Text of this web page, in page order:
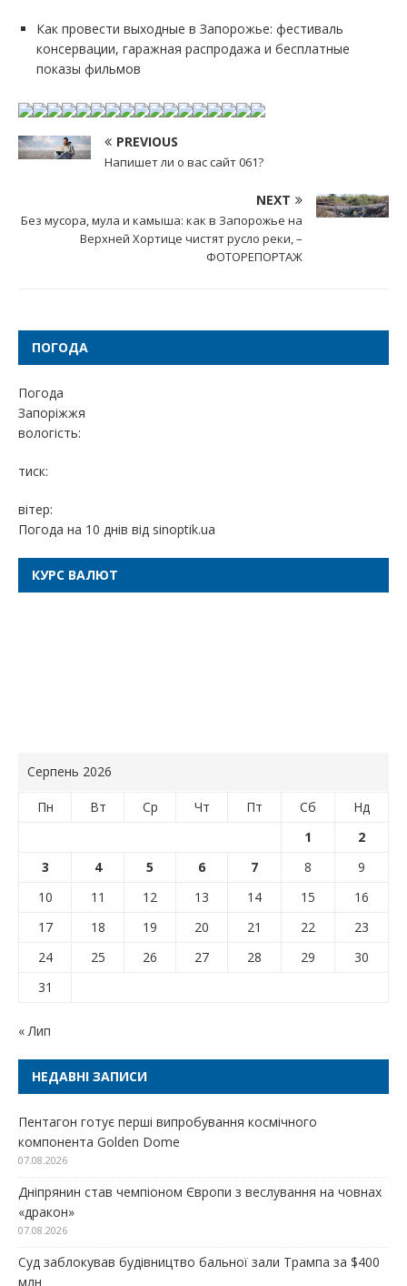
Как провести выходные в Запорожье: фестиваль
консервации, гаражная распродажа и бесплатные
показы фильмов
PREVIOUS
Напишет ли о вас сайт 061?
NEXT
Без мусора, мула и камыша: как в Запорожье на
Верхней Хортице чистят русло реки, –
ФОТОРЕПОРТАЖ
ПОГОДА
Погода
Запоріжжя
вологість:
тиск:
вітер:
Погода на 10 днів від sinoptik.ua
КУРС ВАЛЮТ
Серпень 2026
Пн Вт Ср Чт Пт Сб
Нд
1
2
3
4 5 6 7 8
9
10
11 12 13 14 15
16
17
18 19 20 21 22
23
24
25 26 27 28 29
30
31
« Лип
НЕДАВНІ ЗАПИСИ
Пентагон готує перші випробування космічного
компонента Golden Dome
07.08.2026
Дніпрянин став чемпіоном Європи з веслування на човнах
«дракон»
07.08.2026
Суд заблокував будівництво бальної зали Трампа за $400
млн